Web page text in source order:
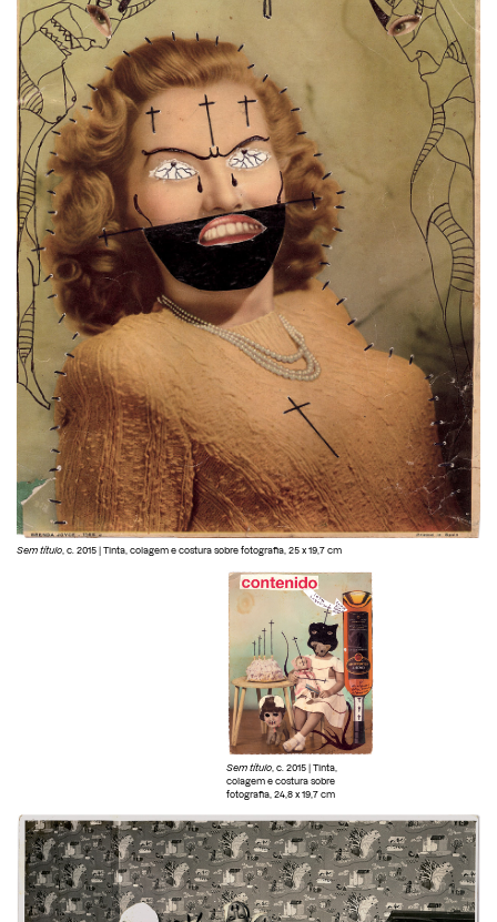
Sem título, c. 2015 | Tinta, colagem e costura sobre fotografia, 25 x 19,7 cm
Sem título, c. 2015 | Tinta,
colagem e costura sobre
fotografia, 24,8 x 19,7 cm